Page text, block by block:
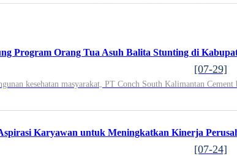
Program Orang Tua Asuh Balita Stunting di
[07-29]
kesehatan masyarakat, PT Conch South Kalimantan
Karyawan untuk Meningkatkan Kinerja
[07-24]